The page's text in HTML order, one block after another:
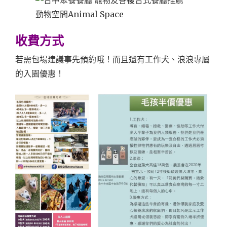
收費方式
若需包場建議事先預約哦！而且還有工作犬、浪浪專屬
的入園優惠！